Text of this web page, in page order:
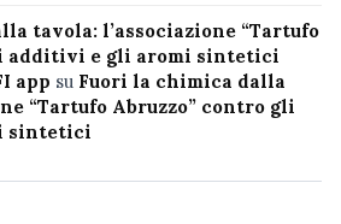
tavola: l’associazione “Tartufo
additivi e gli aromi sintetici
app su Fuori la chimica dalla
“Tartufo Abruzzo” contro gli
sintetici